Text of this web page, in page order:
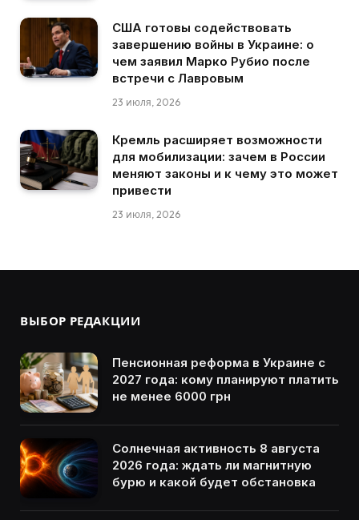
США готовы содействовать
завершению войны в Украине: о
чем заявил Марко Рубио после
встречи с Лавровым
23 июля, 2026
Кремль расширяет возможности
для мобилизации: зачем в России
меняют законы и к чему это может
привести
23 июля, 2026
ВЫБОР РЕДАКЦИИ
Пенсионная реформа в Украине с
2027 года: кому планируют платить
не менее 6000 грн
Солнечная активность 8 августа
2026 года: ждать ли магнитную
бурю и какой будет обстановка